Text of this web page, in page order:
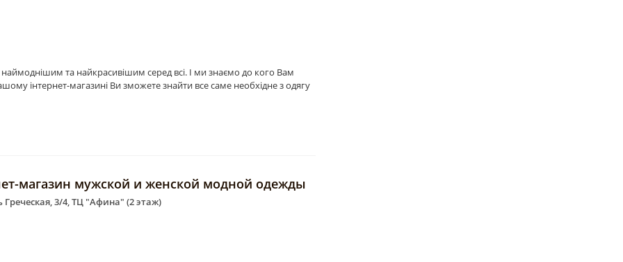
наймоднішим та найкрасивішим серед всі. І ми знаємо до кого Вам
інтернет-магазині Ви зможете знайти все саме необхідне з одягу
магазин мужской и женской модной одежды
Греческая, 3/4, ТЦ "Афина" (2 этаж)